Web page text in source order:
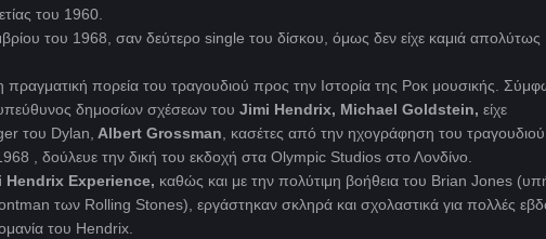
του 1960.
του 1968, σαν δεύτερο single του δίσκου, όμως δεν είχε καμιά απολύτως
πραγματική πορεία του τραγουδιού προς την Ιστορία της Ροκ μουσικής.
δημοσίων σχέσεων του Jimi Hendrix, Michael Goldstein, είχε
του Dylan, Albert Grossman , κασέτες από την ηχογράφηση του τραγουδιού
, δούλευε την δική του εκδοχή στα Olympic Studios στο Λονδίνο.
Hendrix Experience, καθώς και με την πολύτιμη βοήθεια του Brian Jones
των Rolling Stones), εργάστηκαν σκληρά και σχολαστικά για πολλές
του Hendrix.